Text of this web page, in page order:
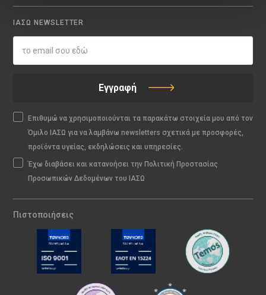
ΙΑΣΩ NEWSLETTER
Εγγραφή
Επιθυμώ να χρησιμοποιούνται τα παρακάτω στοιχεία μου από τον
Όμιλο ΙΑΣΩ για να λαμβάνω newsletters σχετικά με προσφορές,
προϊόντα υγείας, εκδηλώσεις και υπηρεσίες.
Έχω διαβάσει και κατανοήσει την Πολιτική Προστασίας
Προσωπικών Δεδομένων του ΙΑΣΩ
Πιστοποιήσεις